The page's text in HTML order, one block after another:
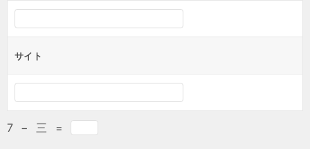
サイト
7 − 三 =